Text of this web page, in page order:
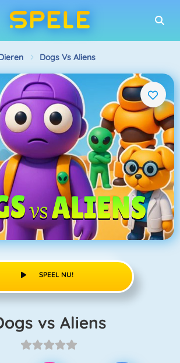
Dogs Vs Aliens
SPEEL NU!
Dogs vs Aliens